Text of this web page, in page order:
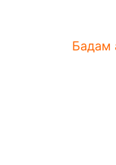
Бадам